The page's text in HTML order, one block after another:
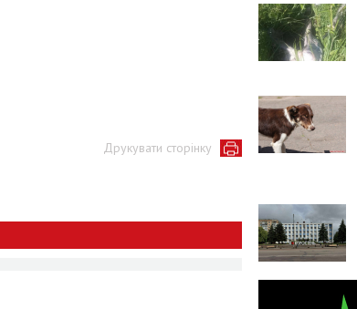
Друкувати сторінку